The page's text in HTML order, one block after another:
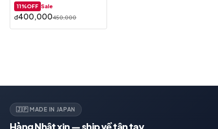
11%OFF Sale
đ400,000450,000
🇯🇵 MADE IN JAPAN
Hàng Nhật xịn — ship về tận tay